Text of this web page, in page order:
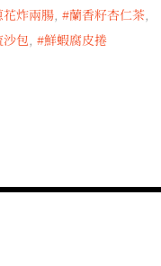
花炸兩腸, 蘭香籽杏仁茶,
包, 鮮蝦腐皮捲